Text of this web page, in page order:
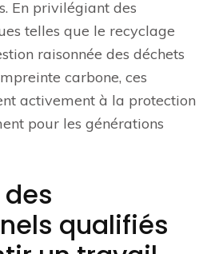
En privilégiant des
telles que le recyclage
raisonnée des déchets
carbone, ces
activement à la protection
pour les générations
des
qualifiés